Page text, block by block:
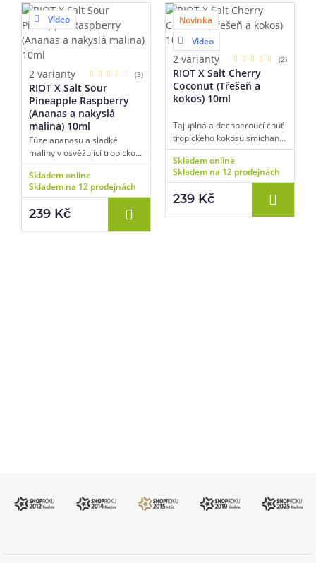
Video
2 varianty (3)
RIOT X Salt Sour
Pineapple Raspberry
(Ananas a nakyslá
malina) 10ml
Fúze ananasu a sladké
maliny v osvěžující tropickou
směs.
Skladem online
Skladem na 12 prodejnách
239 Kč
Novinka
Video
2 varianty (2)
RIOT X Salt Cherry
Coconut (Třešeň a
kokos) 10ml
Tajuplná a dechberoucí chuť
tropického kokosu smíchaná
s dokonale šťavnatou třešní.
Tohle unikátní chuťové
kombo vás doslova uchvátí
zažijete záplavu všemožných
ovocných tónů, jež se
Skladem online
Skladem na 12 prodejnách
239 Kč